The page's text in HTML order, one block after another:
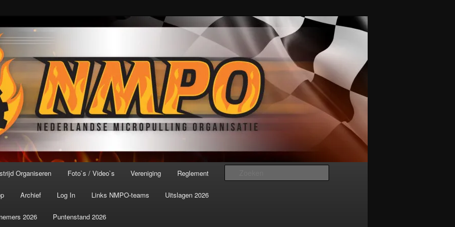
Organisatie
ter wereld!
Organiseren Foto`s / Video`s Vereniging Reglement
Archief Log In Links NMPO-teams Uitslagen 2026
2026 Puntenstand 2026